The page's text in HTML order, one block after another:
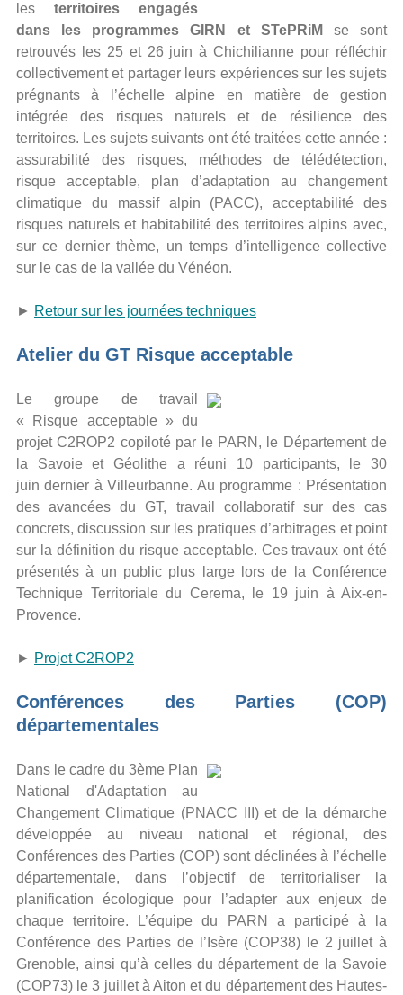
les territoires engagés
dans les programmes GIRN et STePRiM
se sont
retrouvés les 25 et 26 juin à Chichilianne pour réfléchir
collectivement et partager leurs expériences sur les sujets
prégnants à l’échelle alpine en matière de gestion
intégrée des risques naturels et de résilience des
territoires. Les sujets suivants ont été traitées cette année :
assurabilité des risques, méthodes de télédétection,
risque acceptable, plan d’adaptation au changement
climatique du massif alpin (PACC), acceptabilité des
risques naturels et habitabilité des territoires alpins avec,
sur ce dernier thème, un temps d’intelligence collective
sur le cas de la vallée du Vénéon.
► Retour sur les journées techniques
Atelier du GT Risque acceptable
Le groupe de travail
« Risque acceptable » du
projet C2ROP2 copiloté par le PARN, le Département de
la Savoie et Géolithe a réuni 10 participants, le 30
juin dernier à Villeurbanne. Au programme : Présentation
des avancées du GT, travail collaboratif sur des cas
concrets, discussion sur les pratiques d’arbitrages et point
sur la définition du risque acceptable. Ces travaux ont été
présentés à un public plus large lors de la Conférence
Technique Territoriale du Cerema, le 19 juin à Aix-en-
Provence.
► Projet C2ROP2
Conférences des Parties (COP)
départementales
Dans le cadre du 3ème Plan
National d'Adaptation au
Changement Climatique (PNACC III) et de la démarche
développée au niveau national et régional, des
Conférences des Parties (COP) sont déclinées à l’échelle
départementale, dans l’objectif de territorialiser la
planification écologique pour l’adapter aux enjeux de
chaque territoire. L’équipe du PARN a participé à la
Conférence des Parties de l’Isère (COP38) le 2 juillet à
Grenoble, ainsi qu’à celles du département de la Savoie
(COP73) le 3 juillet à Aiton et du département des Hautes-